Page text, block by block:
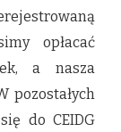
opłacać
a nasza
pozostałych
do CEIDG